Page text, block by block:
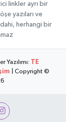
linkler ayrı bir
yazıları ve
herhangi bir
Yazılımı:
TE
| Copyright ©